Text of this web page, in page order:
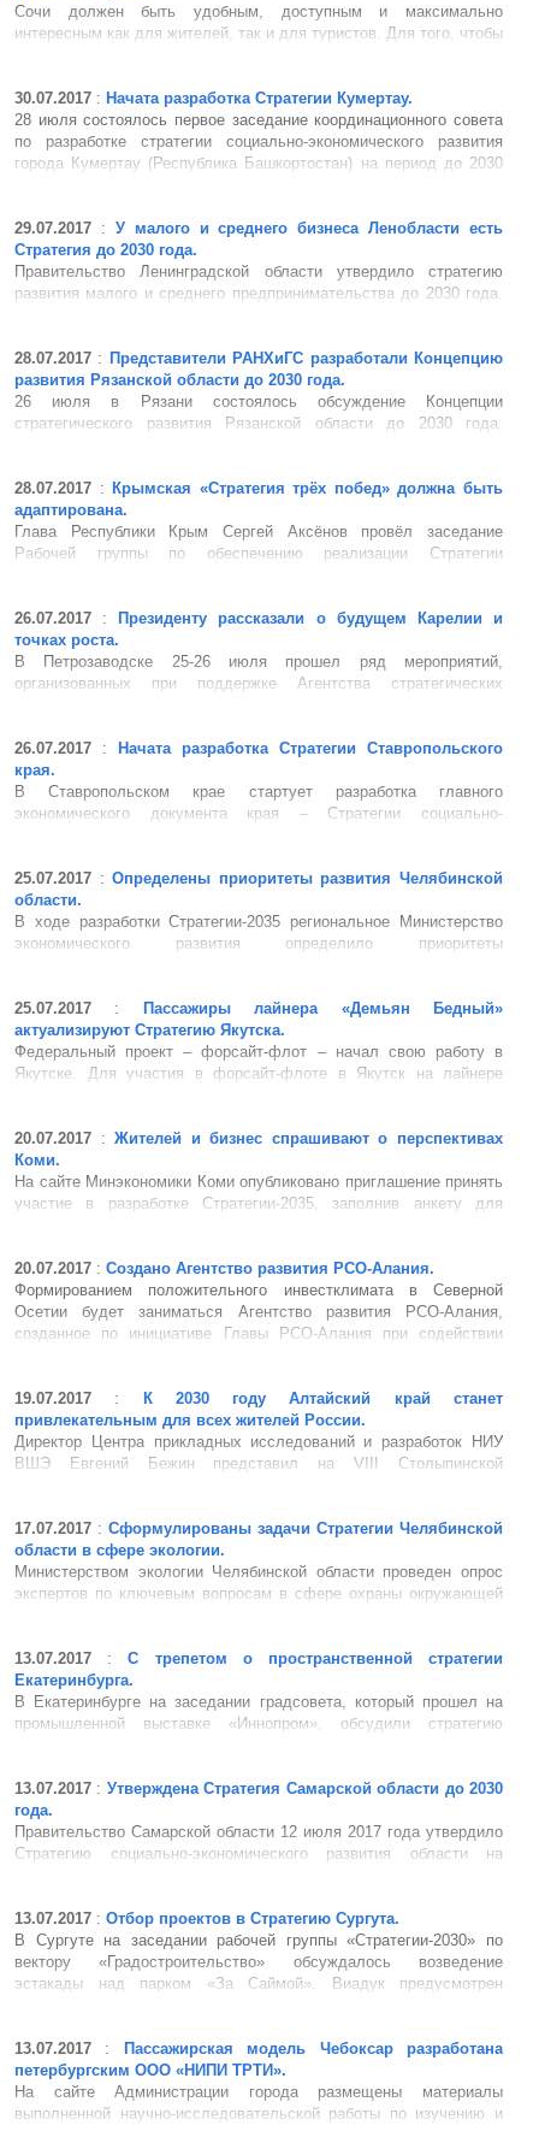
Сочи должен быть удобным, доступным и максимально
интересным как для жителей, так и для туристов. Для того, чтобы
Сочинского делового клуба. В заседании участвовали
управляющий директор...
30.07.2017 : Начата разработка Стратегии Кумертау.
28 июля состоялось первое заседание координационного совета
по разработке стратегии социально-экономического развития
города Кумертау (Республика Башкортостан) на период до 2030
29.07.2017 : У малого и среднего бизнеса Ленобласти есть
Стратегия до 2030 года.
Правительство Ленинградской области утвердило стратегию
развития малого и среднего предпринимательства до 2030 года.
в Стратегии мероприятия позволят к 2030 году увеличить оборот
мало...
28.07.2017 : Представители РАНХиГС разработали Концепцию
развития Рязанской области до 2030 года.
26 июля в Рязани состоялось обсуждение Концепции
стратегического развития Рязанской области до 2030 года,
глава Рязанского региона Николай Любимов, заместитель
Министра экономического ...
28.07.2017 : Крымская «Стратегия трёх побед» должна быть
адаптирована.
Глава Республики Крым Сергей Аксёнов провёл заседание
Рабочей группы по обеспечению реализации Стратегии
адаптирована для граждан. «Человек, читая документ, должен
найти меропри...
26.07.2017 :
Президенту рассказали о будущем Карелии и
точках роста.
В Петрозаводске 25-26 июля прошел ряд мероприятий,
организованных при поддержке Агентства стратегических
проекты, в том числе «Магазин верных решений» (лучшие п...
26.07.2017 :
Начата разработка Стратегии Ставропольского
края.
В Ставропольском крае стартует разработка главного
экономического документа края – Стратегии социально-
конкурентоспособности экономики края, развития «реального
сектора»...
25.07.2017 :Определены приоритеты развития Челябинской
области.
В ходе разработки Стратегии-2035 региональное Министерство
экономического развития определило приоритеты
площадке многофункционального центра «Территория бизнеса»
прошли три ...
25.07.2017 :
Пассажиры лайнера «Демьян Бедный»
актуализируют Стратегию Якутска.
Федеральный проект – форсайт-флот – начал свою работу в
Якутске. Для участия в форсайт-флоте в Якутск на лайнере
правительства РФ и Минвостокразвития. Наш горизонт ...
20.07.2017 :Жителей и бизнес спрашивают о перспективах
Коми.
На сайте Минэкономики Коми опубликовано приглашение принять
участие в разработке Стратегии-2035, заполнив анкету для
года. Высказать свое мнение жители и представители бизнеса
смогут в ...
20.07.2017 : Создано Агентство развития РСО-Алания.
Формированием положительного инвестклимата в Северной
Осетии будет заниматься Агентство развития РСО-Алания,
созданное по инициативе Главы РСО-Алания при содействии
центром будет...
19.07.2017 :
К 2030 году Алтайский край станет
привлекательным для всех жителей России.
Директор Центра прикладных исследований и разработок НИУ
ВШЭ Евгений Бежин представил на VIII Столыпинской
края до 2030 года. Среди возможностей для дальнейшего
развития региона...
17.07.2017 : Сформулированы задачи Стратегии Челябинской
области в сфере экологии.
Министерством экологии Челябинской области проведен опрос
экспертов по ключевым вопросам в сфере охраны окружающей
эффективно снизить риски по увеличению экологической
нагрузки на регион, а...
13.07.2017 :С трепетом о пространственной стратегии
Екатеринбурга.
В Екатеринбурге на заседании градсовета, который прошел на
промышленной выставке «Иннопром», обсудили стратегию
памятников и подвергли критике утверждение о ...
13.07.2017 : Утверждена Стратегия Самарской области до 2030
года.
Правительство Самарской области 12 июля 2017 года утвердило
Стратегию социально-экономического развития области на
целями социально-экономического развития Самарской области
определены три ...
13.07.2017 : Отбор проектов в Стратегию Сургута.
В Сургуте на заседании рабочей группы «Стратегии-2030» по
вектору «Градостроительство» обсуждалось возведение
эстакады над парком «За Саймой». Виадук предусмотрен
13.07.2017 :
Пассажирская модель Чебоксар разработана
петербургским ООО «НИПИ ТРТИ».
На сайте Администрации города размещены материалы
выполненной научно-исследовательской работы по изучению и